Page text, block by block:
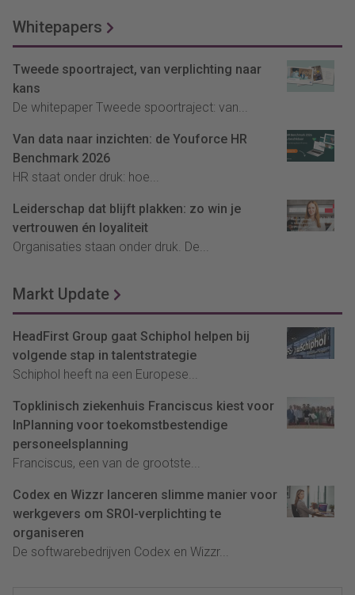
Whitepapers
Tweede spoortraject, van verplichting naar
kans
De whitepaper Tweede spoortraject: van...
Van data naar inzichten: de Youforce HR
Benchmark 2026
HR staat onder druk: hoe...
Leiderschap dat blijft plakken: zo win je
vertrouwen én loyaliteit
Organisaties staan onder druk. De...
Markt Update
HeadFirst Group gaat Schiphol helpen bij
volgende stap in talentstrategie
Schiphol heeft na een Europese...
Topklinisch ziekenhuis Franciscus kiest voor
InPlanning voor toekomstbestendige
personeelsplanning
Franciscus, een van de grootste...
Codex en Wizzr lanceren slimme manier voor
werkgevers om SROI-verplichting te
organiseren
De softwarebedrijven Codex en Wizzr...